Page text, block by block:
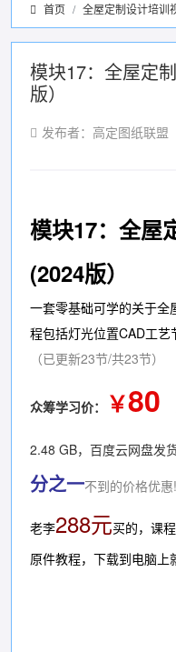
首页 全屋定制设计培训
模块17：全屋定
版）
发布者：高定图纸联盟
模块17：全屋
(2024版）
一套零基础可学的关于全
程包括灯光位置CAD工艺
（已更新23节/共23节）
众筹学习价： ￥80
2.48 GB，百度云网盘发
分之一不到的价格优惠!
老李288元买的，课
原件教程，下载到电脑上